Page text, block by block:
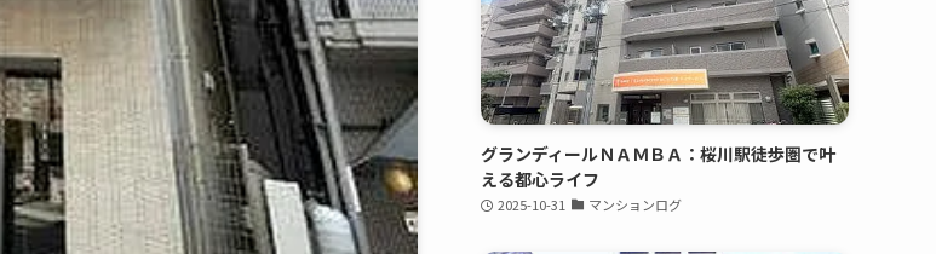
グランディールＮＡＭＢＡ：桜川駅徒歩圏で叶
える都心ライフ
2025-10-31 マンションログ